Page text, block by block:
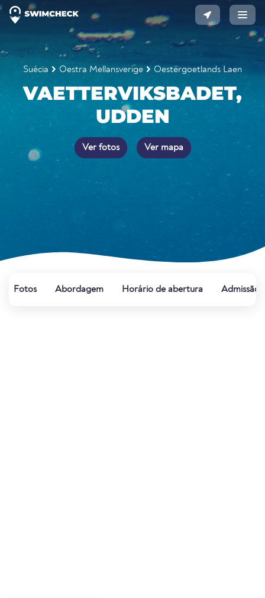
Suécia Oestra Mellansverige Oestergoetlands Laen
VAETTERVIKSBADET,
UDDEN
Ver fotos Ver mapa
Fotos Abordagem Horário de abertura Admissão